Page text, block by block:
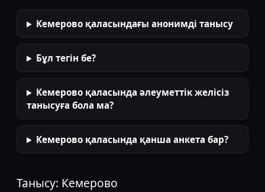
Кемерово қаласындағы анонимді танысу
Бұл тегін бе?
Кемерово қаласында әлеуметтік желісіз
танысуға бола ма?
Кемерово қаласында қанша анкета бар?
Танысу: Кемерово